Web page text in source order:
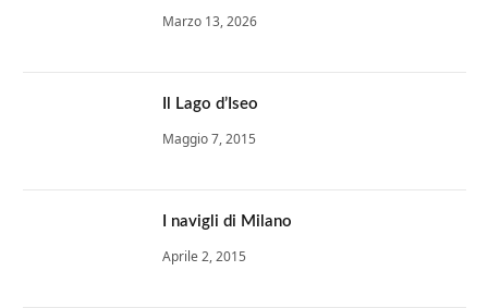
Marzo 13, 2026
Il Lago d’Iseo
Maggio 7, 2015
I navigli di Milano
Aprile 2, 2015